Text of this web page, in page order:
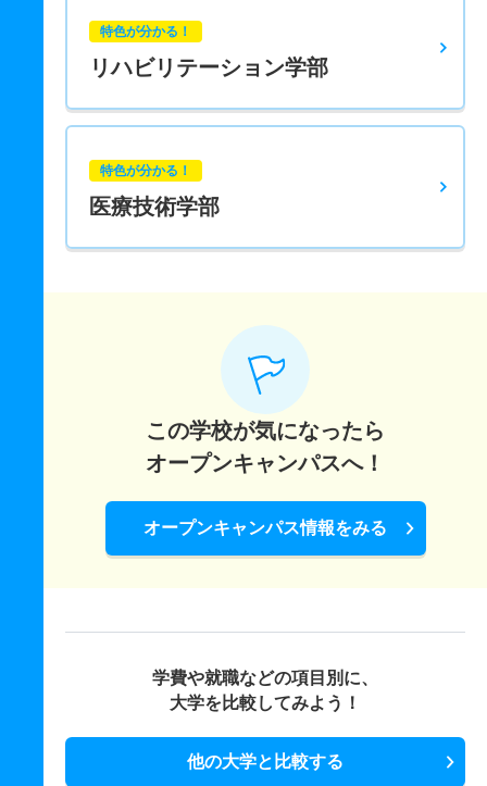
特色が分かる！
リハビリテーション学部
特色が分かる！
医療技術学部
この学校が気になったら
オープンキャンパスへ！
オープンキャンパス情報をみる
学費や就職などの項目別に、
大学を比較してみよう！
他の大学と比較する